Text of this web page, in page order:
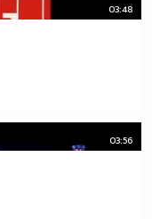
03:48
03:56